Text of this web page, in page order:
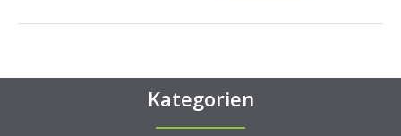
Kategorien